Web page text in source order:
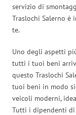
servizio di
Traslochi Salerno è
te.
Uno degli aspetti
tutti i tuoi beni
questo Traslochi
tuoi beni in modo
veicoli moderni,
Tutti i dipendenti di